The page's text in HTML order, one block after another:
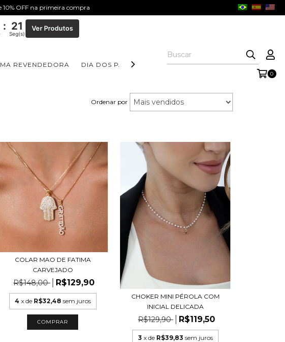
10% OFF na primeira compra
: 20
Seg(s)
Ver Produtos
REVENDEDORA DIA DOS PAIS COLEÇÃO AURORA COLEÇÃO FORM
0
Ordenar por
COLAR MAO DE FATIMA
CARVEJADO
R$148,00 R$129,90
4 x de R$32,48 sem juros
COMPRAR
CHOKER MINI PÉROLA COM
INICIAL DELICADA
R$129,90 R$119,50
3 x de R$39,83 sem juros